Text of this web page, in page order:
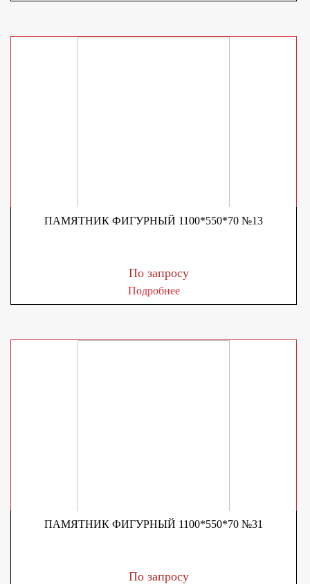
ПАМЯТНИК ФИГУРНЫЙ 1100*550*70 №13
По запросу
Подробнее
ПАМЯТНИК ФИГУРНЫЙ 1100*550*70 №31
По запросу